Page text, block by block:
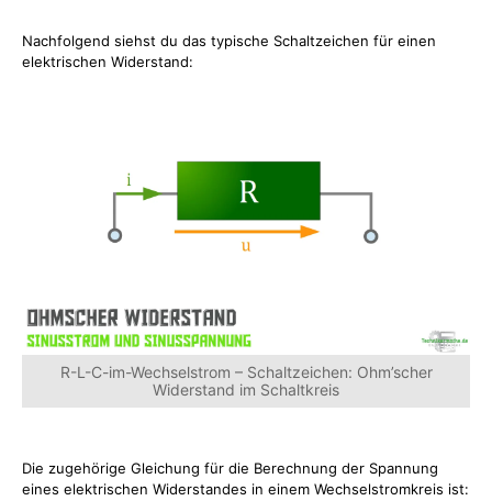
Nachfolgend siehst du das typische Schaltzeichen für einen
elektrischen Widerstand:
R-L-C-im-Wechselstrom – Schaltzeichen: Ohm’scher
Widerstand im Schaltkreis
Die zugehörige Gleichung für die Berechnung der Spannung
eines elektrischen Widerstandes in einem Wechselstromkreis ist: